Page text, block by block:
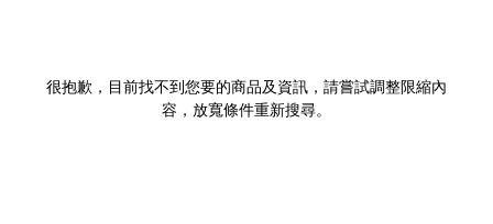
很抱歉，目前找不到您要的商品及資訊，請嘗試調整限縮內
容，放寬條件重新搜尋。